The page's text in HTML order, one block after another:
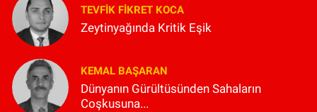
TEVFIK FIKRET KOCA
Zeytinyağında Kritik Eşik
KEMAL BAŞARAN
Dünyanın Gürültüsünden Sahaların
Coşkusuna...